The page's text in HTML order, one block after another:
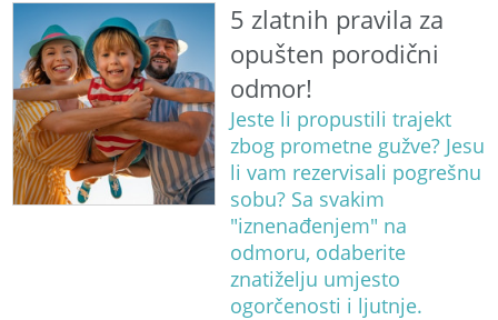
5 zlatnih pravila za
opušten porodični
odmor!
Jeste li propustili trajekt
zbog prometne gužve? Jesu
li vam rezervisali pogrešnu
sobu? Sa svakim
"iznenađenjem" na
odmoru, odaberite
znatiželju umjesto
ogorčenosti i ljutnje.